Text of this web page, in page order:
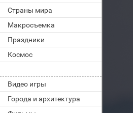
Страны мира
Макросъемка
Праздники
Космос
Видео игры
Города и архитектура